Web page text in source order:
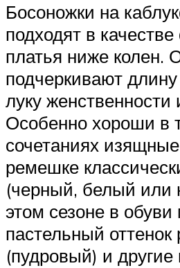
Босоножки на
подходят в
платья ниже колен.
подчеркивают
луку
Особенно хороши в
сочетаниях
ремешке
(черный, белый или
этом сезоне в обуви
пастельный оттенок
(пудровый) и другие